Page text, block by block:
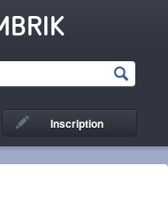
Inscription